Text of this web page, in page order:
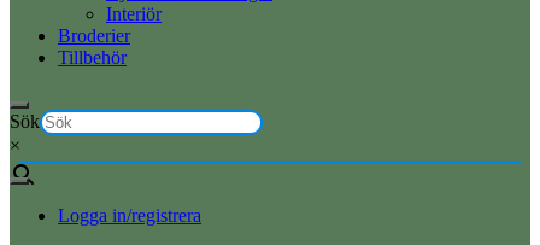
Interiör
Broderier
Tillbehör
Sök
×
Logga in/registrera